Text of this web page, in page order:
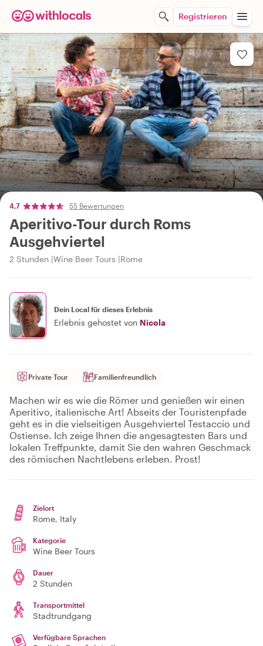
Registrieren
4,7 55 Bewertungen
Aperitivo-Tour durch Roms
Ausgehviertel
2 Stunden Wine Beer Tours Rome
Dein Local für dieses Erlebnis
Erlebnis gehostet von Nicola
Private Tour Familienfreundlich
Machen wir es wie die Römer und genießen wir einen
Aperitivo, italienische Art! Abseits der Touristenpfade
geht es in die vielseitigen Ausgehviertel Testaccio und
Ostiense. Ich zeige Ihnen die angesagtesten Bars und
lokalen Treffpunkte, damit Sie den wahren Geschmack
des römischen Nachtlebens erleben. Prost!
Zielort
Rome, Italy
Kategorie
Wine Beer Tours
Dauer
2 Stunden
Transportmittel
Stadtrundgang
Verfügbare Sprachen